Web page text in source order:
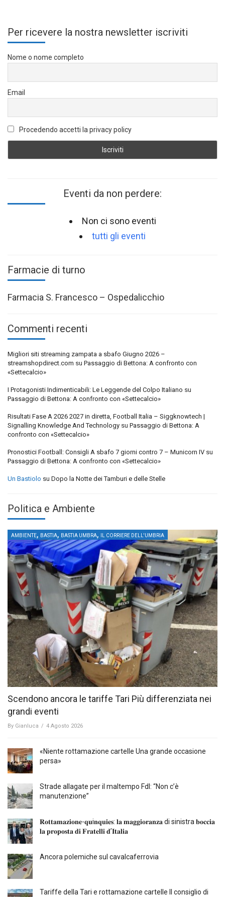
Per ricevere la nostra newsletter iscriviti
Nome o nome completo
Email
Procedendo accetti la privacy policy
Eventi da non perdere:
Non ci sono eventi
tutti gli eventi
Farmacie di turno
Farmacia S. Francesco – Ospedalicchio
Commenti recenti
Migliori siti streaming zampata a sbafo Giugno 2026 –
streamshopdirect.com su Passaggio di Bettona: A confronto con
«Settecalcio»
I Protagonisti Indimenticabili: Le Leggende del Colpo Italiano su
Passaggio di Bettona: A confronto con «Settecalcio»
Risultati Fase A 2026 2027 in diretta, Football Italia – Siggknowtech |
Signalling Knowledge And Technology su Passaggio di Bettona: A
confronto con «Settecalcio»
Pronostici Football: Consigli A sbafo 7 giorni contro 7 – Municorn IV su
Passaggio di Bettona: A confronto con «Settecalcio»
Un Bastiolo su Dopo la Notte dei Tamburi e delle Stelle
Politica e Ambiente
AMBIENTE, BASTIA, BASTIA UMBRA, IL CORRIERE DELL'UMBRIA
Scendono ancora le tariffe Tari Più differenziata nei
grandi eventi
By Gianluca / 4 Agosto 2026
«Niente rottamazione cartelle Una grande occasione
persa»
Strade allagate per il maltempo FdI: “Non c’è
manutenzione”
𝐑𝐨𝐭𝐭𝐚𝐦𝐚𝐳𝐢𝐨𝐧𝐞-𝐪𝐮i𝐧𝐪𝐮𝐢𝐞𝐬: 𝐥𝐚 𝐦𝐚𝐠𝐠𝐢𝐨𝐫𝐚𝐧𝐳𝐚 di sinistra 𝐛𝐨𝐜𝐜𝐢𝐚
𝐥𝐚 𝐩𝐫𝐨𝐩𝐨𝐬𝐭𝐚 𝐝𝐢 𝐅𝐫𝐚𝐭𝐞𝐥𝐥𝐢 𝐝’𝐈𝐭𝐚𝐥𝐢𝐚
Ancora polemiche sul cavalcaferrovia
Tariffe della Tari e rottamazione cartelle Il consiglio di